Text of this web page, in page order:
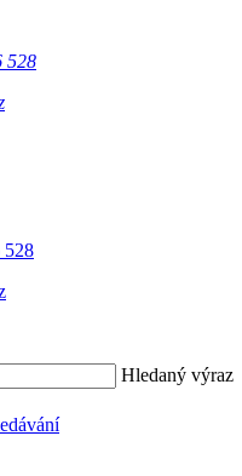
528
528
Hledaný výraz